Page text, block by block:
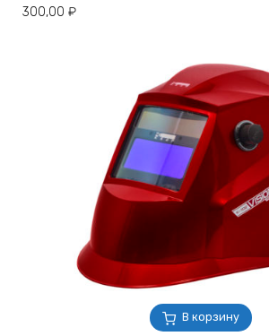
300,00 ₽
В корзину